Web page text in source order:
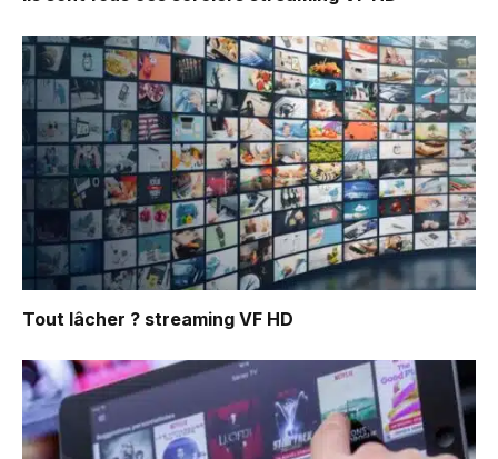
Tout lâcher ? streaming VF HD